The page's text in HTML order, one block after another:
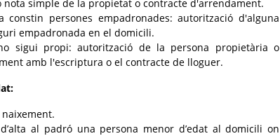
nota simple de la propietat o contracte d'arrendament.
persones empadronades: autorització d'alguna
empadronada en el domicili.
sigui propi: autorització de la persona propietària o
amb l'escriptura o el contracte de lloguer.
al padró una persona menor d’edat al domicili on